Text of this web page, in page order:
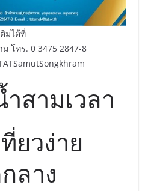
มได้ที่
โทร. 0 3475 2847-8
สามเวลา
ยวง่าย
ลาง